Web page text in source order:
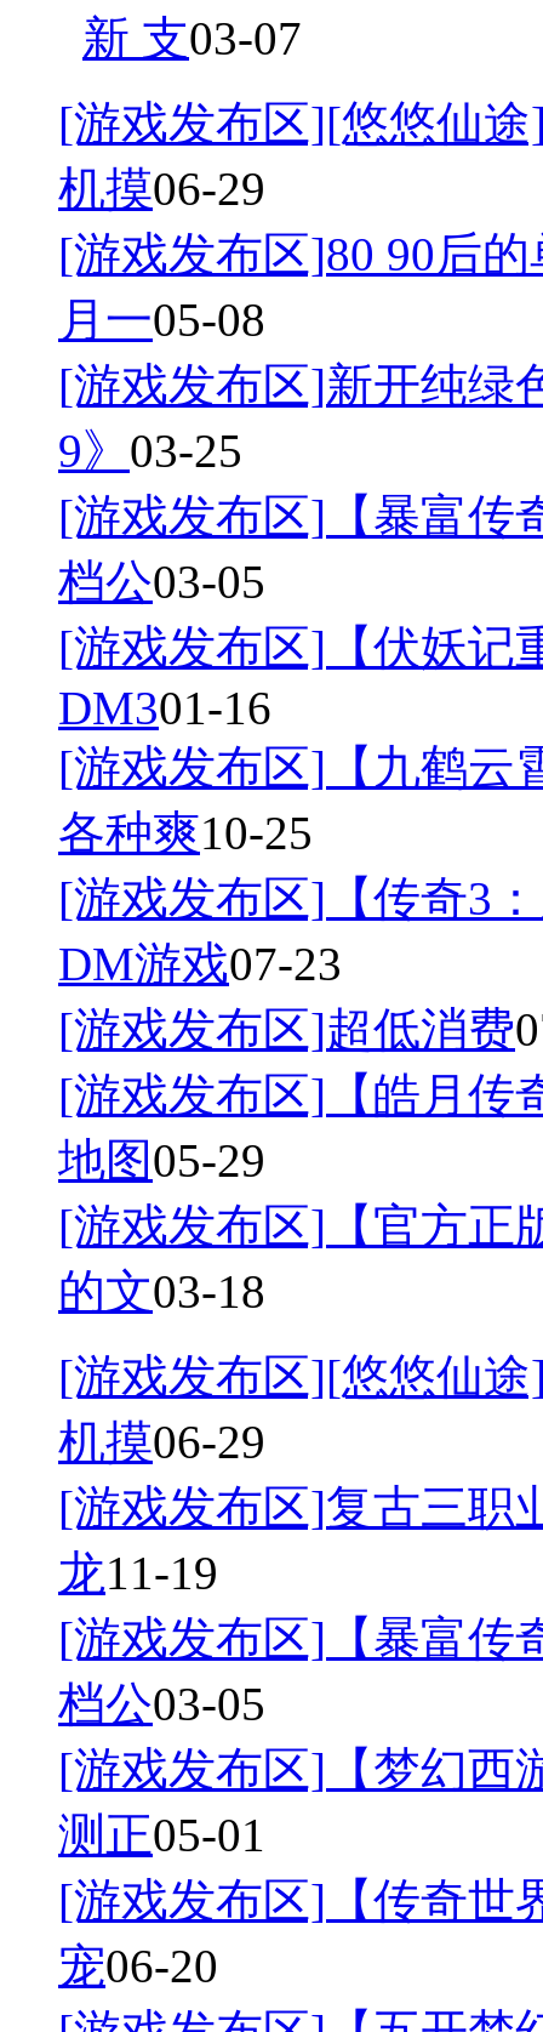
新 支03-07
[游戏发布区][悠悠仙
机摸06-29
[游戏发布区]80 90后
月一05-08
[游戏发布区]新开纯绿
9》 03-25
[游戏发布区] 【暴富
档公03-05
[游戏发布区] 【伏妖
DM301-16
[游戏发布区] 【九鹤
各种爽10-25
[游戏发布区] 【传奇3
DM游戏07-23
[游戏发布区]超低消费
[游戏发布区] 【皓月
地图05-29
[游戏发布区] 【官方
的文03-18
[游戏发布区][悠悠仙
机摸06-29
[游戏发布区]复古三职
龙11-19
[游戏发布区] 【暴富
档公03-05
[游戏发布区] 【梦幻
测正05-01
[游戏发布区] 【传奇
宠06-20